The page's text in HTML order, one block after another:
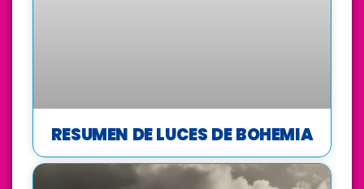
RESUMEN DE LUCES DE BOHEMIA